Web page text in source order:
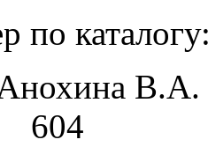
по
В.А.
604